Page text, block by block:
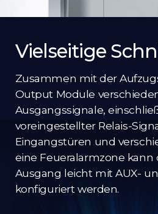
Vielseitige
Zusammen mit der
Output Module
Ausgangssignale,
voreingestellter Relais-
Eingangstüren und
eine Feueralarmzone kann
Ausgang leicht mit AUX-
konfiguriert werden.